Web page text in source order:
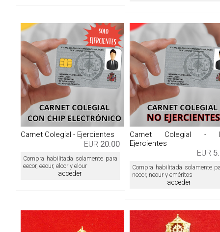
Carnet Colegial - Ejercientes
EUR 20.00
Compra habilitada solamente para
eecor, eeour, elcor y elour
acceder
Carnet Colegial -
Ejercientes
EUR
Compra habilitada solamente
necor, neour y eméritos
acceder